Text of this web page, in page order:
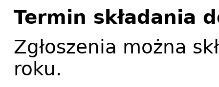
Termin składania
Zgłoszenia można
roku.